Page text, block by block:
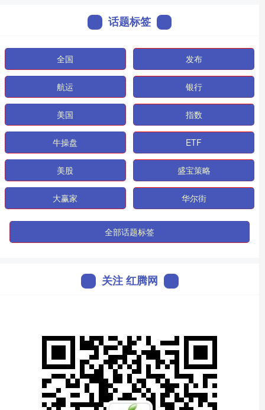
话题标签
全国 发布
航运 银行
美国 指数
牛操盘 ETF
美股 盛宝策略
大赢家 华尔街
全部话题标签
关注 红腾网